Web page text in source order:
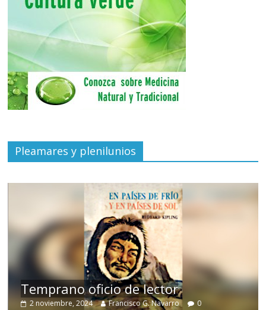
Pleamares y plenilunios
Temprano oficio de lector
2 noviembre, 2024 Francisco G. Navarro 0